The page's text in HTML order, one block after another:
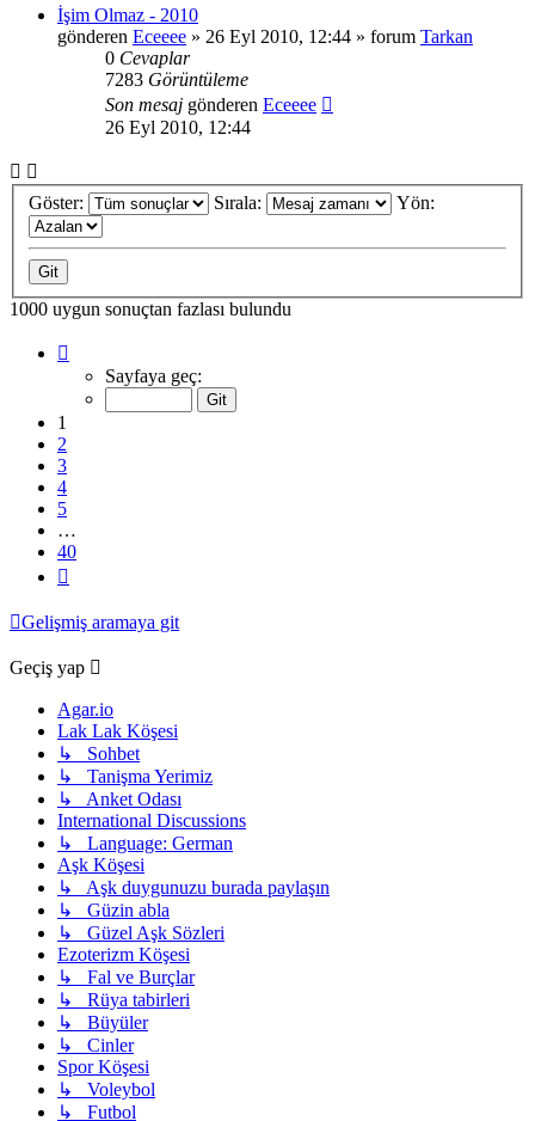
İşim Olmaz - 2010
gönderen Eceeee » 26 Eyl 2010, 12:44 » forum Tarkan
0 Cevaplar
7283 Görüntüleme
Son mesaj gönderen Eceeee
26 Eyl 2010, 12:44
Göster: Sırala: Yön:
1000 uygun sonuçtan fazlası bulundu
sayfa
(Toplam
Sayfaya geç:
1
2
3
4
5
…
40
Gelişmiş aramaya git
Geçiş yap
Agar.io
Lak Lak Köşesi
↳ Sohbet
↳ Tanişma Yerimiz
↳ Anket Odası
International Discussions
↳ Language: German
Aşk Köşesi
↳ Aşk duygunuzu burada paylaşın
↳ Güzin abla
↳ Güzel Aşk Sözleri
Ezoterizm Köşesi
↳ Fal ve Burçlar
↳ Rüya tabirleri
↳ Büyüler
↳ Cinler
Spor Köşesi
↳ Voleybol
↳ Futbol